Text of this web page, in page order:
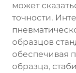
может
точности.
образцов
обеспечивая
образца,